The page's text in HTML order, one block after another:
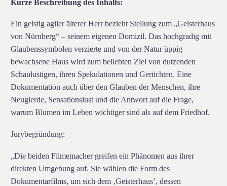
Kurze Beschreibung des Inhalts:
Ein geistig agiler älterer Herr bezieht Stellung zum „Geisterhaus
von Nürnberg“ – seinem eigenen Domizil. Das hochgradig mit
Glaubenssymbolen verzierte und von der Natur üppig
bewachsene Haus wird zum beliebten Ziel von dutzenden
Schaulustigen, ihren Spekulationen und Gerüchten. Eine
Dokumentation auch über den Glauben der Menschen, ihre
Neugierde, Sensationslust und die Antwort auf die Frage,
warum Blumen im Leben wichtiger sind als auf dem Friedhof.
Jurybegründung:
„Die beiden Filmemacher greifen ein Phänomen aus ihrer
direkten Umgebung auf. Sie wählen die Form des
Dokumentarfilms, um sich dem ‚Geisterhaus’, dessen